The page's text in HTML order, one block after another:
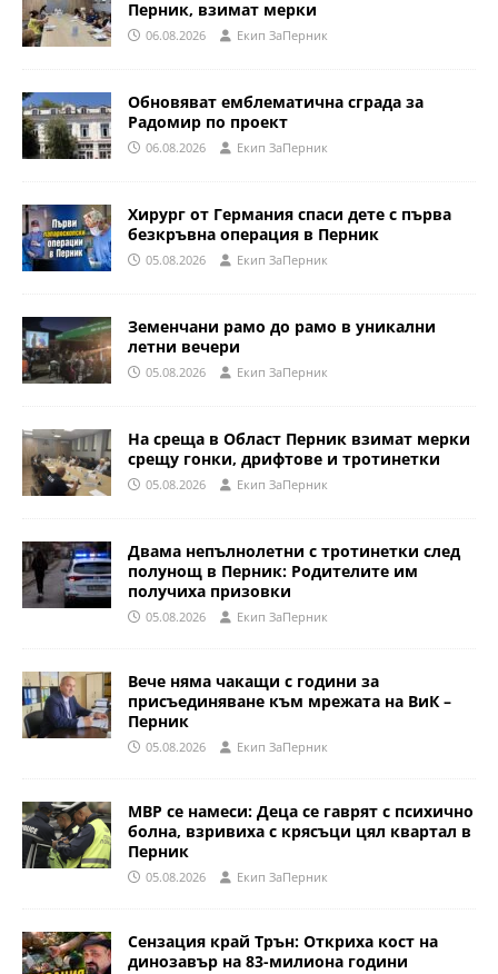
Перник, взимат мерки
06.08.2026 Eкип ЗаПерник
Обновяват емблематична сграда за
Радомир по проект
06.08.2026 Eкип ЗаПерник
Хирург от Германия спаси дете с първа
безкръвна операция в Перник
05.08.2026 Eкип ЗаПерник
Земенчани рамо до рамо в уникални
летни вечери
05.08.2026 Eкип ЗаПерник
На среща в Област Перник взимат мерки
срещу гонки, дрифтове и тротинетки
05.08.2026 Eкип ЗаПерник
Двама непълнолетни с тротинетки след
полунощ в Перник: Родителите им
получиха призовки
05.08.2026 Eкип ЗаПерник
Вече няма чакащи с години за
присъединяване към мрежата на ВиК –
Перник
05.08.2026 Eкип ЗаПерник
МВР се намеси: Деца се гаврят с психично
болна, взривиха с крясъци цял квартал в
Перник
05.08.2026 Eкип ЗаПерник
Сензация край Трън: Откриха кост на
динозавър на 83-милиона години